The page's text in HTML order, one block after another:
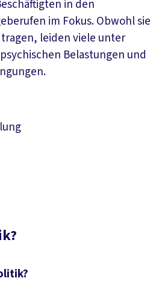
in den
im Fokus. Obwohl sie
leiden viele unter
Belastungen und